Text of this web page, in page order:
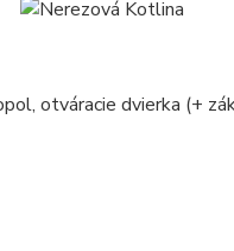
otváracie dvierka (+